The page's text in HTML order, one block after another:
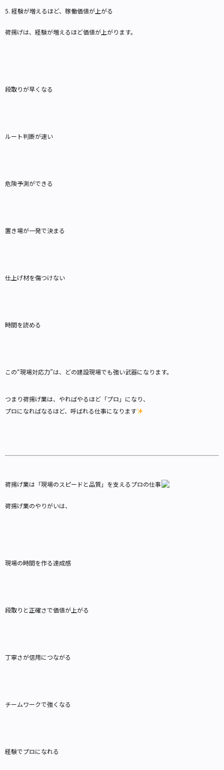
5. 経験が増えるほど、稼働価値が上がる
荷揚げは、経験が増えるほど価値が上がります。
段取りが早くなる
ルート判断が速い
危険予測ができる
置き場が一発で決まる
仕上げ材を傷つけない
時間を読める
この“現場対応力”は、どの建設現場でも強い武器になります。
つまり荷揚げ業は、やればやるほど「プロ」になり、
プロになればなるほど、呼ばれる仕事になります
荷揚げ業は「現場のスピードと品質」を支えるプロの仕事
荷揚げ業のやりがいは、
現場の時間を作る達成感
段取りと正確さで価値が上がる
丁寧さが信用につながる
チームワークで強くなる
経験でプロになれる